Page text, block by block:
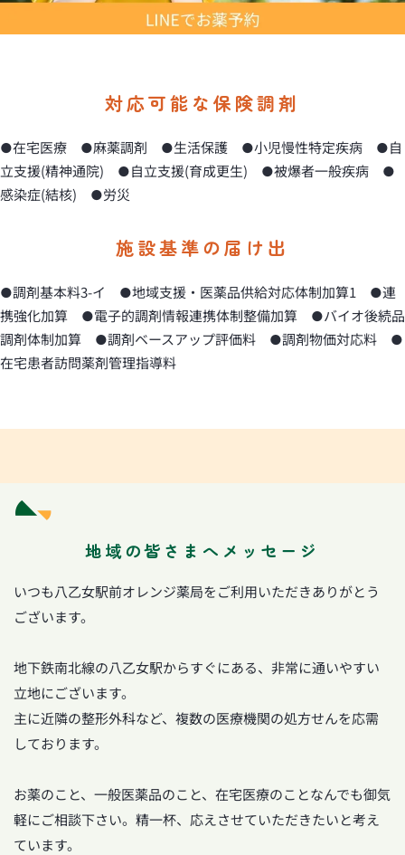
対応可能な保険調剤
●在宅医療 ●麻薬調剤 ●生活保護 ●小児慢性特定疾病 ●自
立支援(精神通院) ●自立支援(育成更生) ●被爆者一般疾病 ●
感染症(結核) ●労災
施設基準の届け出
●調剤基本料3-イ ●地域支援・医薬品供給対応体制加算1 ●連
携強化加算 ●電子的調剤情報連携体制整備加算 ●バイオ後続品
調剤体制加算 ●調剤ベースアップ評価料 ●調剤物価対応料 ●
在宅患者訪問薬剤管理指導料
地域の皆さまへメッセージ
いつも八乙女駅前オレンジ薬局をご利用いただきありがとう
ございます。
地下鉄南北線の八乙女駅からすぐにある、非常に通いやすい
立地にございます。
主に近隣の整形外科など、複数の医療機関の処方せんを応需
しております。
お薬のこと、一般医薬品のこと、在宅医療のことなんでも御気
軽にご相談下さい。精一杯、応えさせていただきたいと考え
ています。